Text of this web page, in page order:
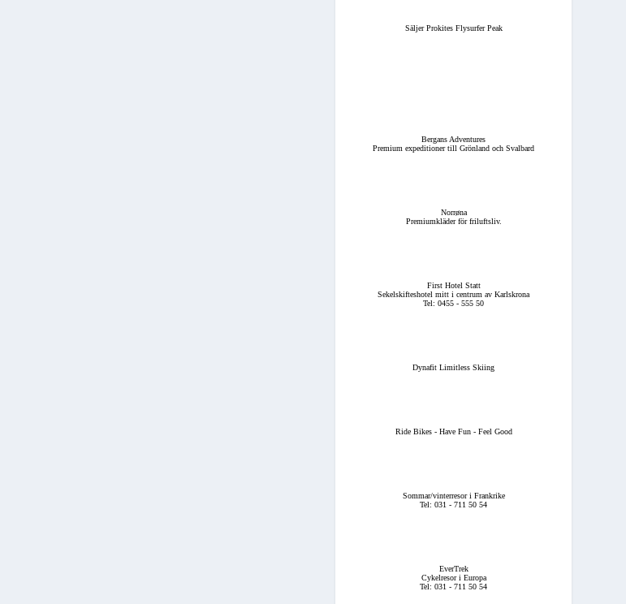
Säljer Prokites Flysurfer Peak
Bergans Adventures
Premium expeditioner till Grönland och Svalbard
Norrøna
Premiumkläder för friluftsliv.
First Hotel Statt
Sekelskifteshotel mitt i centrum av Karlskrona
Tel: 0455 - 555 50
Dynafit Limitless Skiing
Ride Bikes - Have Fun - Feel Good
Sommar/vinterresor i Frankrike
Tel: 031 - 711 50 54
EverTrek
Cykelresor i Europa
Tel: 031 - 711 50 54